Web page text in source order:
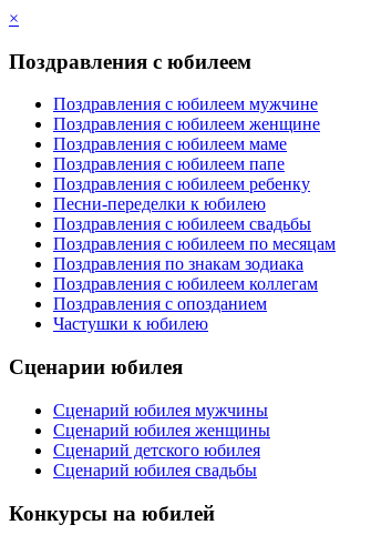
×
Поздравления с юбилеем
Поздравления с юбилеем мужчине
Поздравления с юбилеем женщине
Поздравления с юбилеем маме
Поздравления с юбилеем папе
Поздравления с юбилеем ребенку
Песни-переделки к юбилею
Поздравления с юбилеем свадьбы
Поздравления с юбилеем по месяцам
Поздравления по знакам зодиака
Поздравления с юбилеем коллегам
Поздравления с опозданием
Частушки к юбилею
Сценарии юбилея
Сценарий юбилея мужчины
Сценарий юбилея женщины
Сценарий детского юбилея
Сценарий юбилея свадьбы
Конкурсы на юбилей